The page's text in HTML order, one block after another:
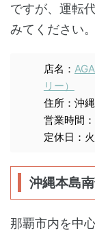
ですが、運転
みてください。
店名：
リー）
住所：沖
営業時間
定休日：
沖縄本島
那覇市内を中